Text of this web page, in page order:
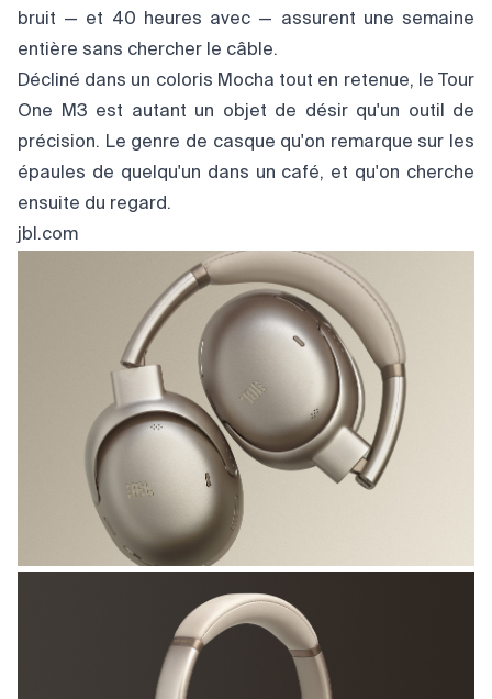
bruit — et 40 heures avec — assurent une semaine
entière sans chercher le câble.
Décliné dans un coloris Mocha tout en retenue, le Tour
One M3 est autant un objet de désir qu'un outil de
précision. Le genre de casque qu'on remarque sur les
épaules de quelqu'un dans un café, et qu'on cherche
ensuite du regard.
jbl.com